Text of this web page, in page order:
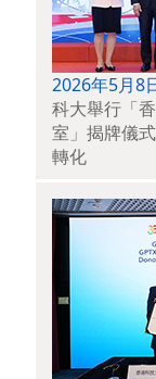
2026年5月8
科大舉行「
室」揭牌儀
轉化